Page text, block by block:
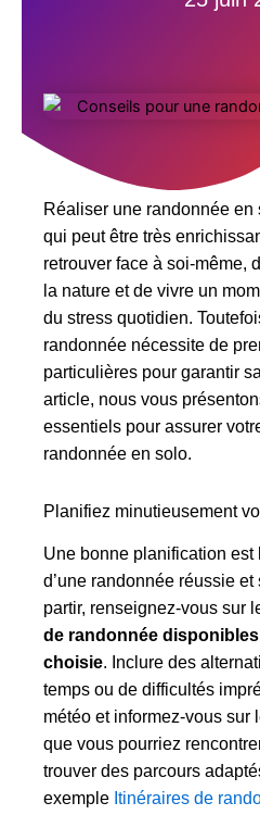
Réaliser une randonnée
qui peut être très
retrouver face à soi-même,
la nature et de vivre un
du stress quotidien.
randonnée nécessite de
particulières pour garantir
article, nous vous
essentiels pour assurer
randonnée en solo.
Planifiez minutieusement
Une bonne planification est
d’une randonnée réussie
partir, renseignez-vous sur
de randonnée
choisie. Inclure des
temps ou de difficultés
météo et informez-vous sur
que vous pourriez
trouver des parcours
exemple Itinéraires de